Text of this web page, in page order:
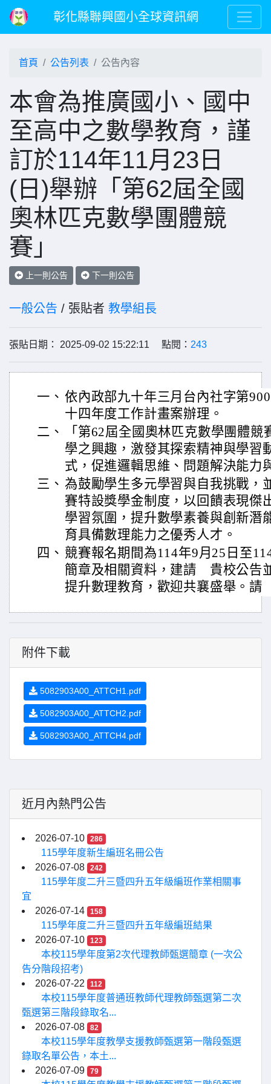
彰化縣聯興國小全球資訊網
首頁 公告列表 公告內容
本會為推廣國小、國中
至高中之數學教育，謹
訂於114年11月23日
(日)舉辦「第62屆全國
奧林匹克數學團體競
賽」
上一則公告 下一則公告
一般公告 / 張貼者 教學組長
張貼日期： 2025-09-02 15:22:11 點閱： 243
一、 依內政部九十年三月台內社字第
十四年度工作計畫案辦理。
二、
「第62屆全國奧林匹克數學團體
學之興趣，激發其探索精神與學習
式，促進邏輯思維、問題解決能力
三、 為鼓勵學生多元學習與自我挑戰，
賽特設獎學金制度，以回饋表現傑
學習氛圍，提升數學素養與創新潛
育具備數理能力之優秀人才。
四、 競賽報名期間為114年9月25日至
簡章及相關資料，建請 貴校公告
提升數理教育，歡迎共襄盛舉。
附件下載
5082903A00_ATTCH1.pdf
5082903A00_ATTCH2.pdf
5082903A00_ATTCH4.pdf
近月內熱門公告
2026-07-10 286
115學年度新生編班名冊公告
2026-07-08
242
115學年度二升三暨四升五年級編班作業相關事
宜
2026-07-14
158
115學年度二升三暨四升五年級編班結果
2026-07-10
123
本校115學年度第2次代理教師甄選簡章 (一次公
告分階段招考)
2026-07-22
112
本校115學年度普通班教師代理教師甄選第二次
甄選第三階段錄取名...
2026-07-08
82
本校115學年度教學支援教師甄選第一階段甄選
錄取名單公告，本土...
2026-07-09
79